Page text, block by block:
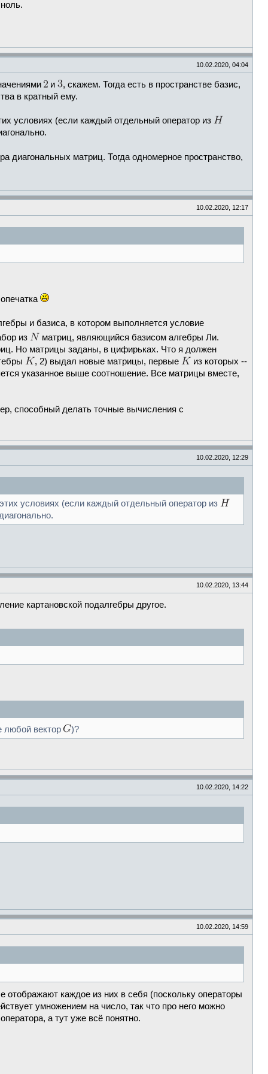
10.02.2020, 04:04
и
, скажем. Тогда есть в пространстве базис,
в кратный ему.
условиях (если каждый отдельный оператор из
диагональных матриц. Тогда одномерное пространство,
10.02.2020, 12:17
и базиса, в котором выполняется условие
из
матриц, являющийся базисом алгебры Ли.
Но матрицы заданы, в цифирьках. Что я должен
, 2) выдал новые матрицы, первые
из которых --
указанное выше соотношение. Все матрицы вместе,
способный делать точные вычисления с
10.02.2020, 12:29
условиях (если каждый отдельный оператор из
10.02.2020, 13:44
картановской подалгебры другое.
любой вектор )?
10.02.2020, 14:22
10.02.2020, 14:59
отображают каждое из них в себя (поскольку операторы
умножением на число, так что про него можно
а тут уже всё понятно.